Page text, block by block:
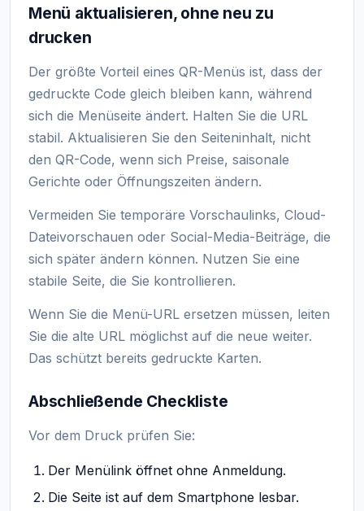
Menü aktualisieren, ohne neu zu
drucken
Der größte Vorteil eines QR-Menüs ist, dass der
gedruckte Code gleich bleiben kann, während
sich die Menüseite ändert. Halten Sie die URL
stabil. Aktualisieren Sie den Seiteninhalt, nicht
den QR-Code, wenn sich Preise, saisonale
Gerichte oder Öffnungszeiten ändern.
Vermeiden Sie temporäre Vorschaulinks, Cloud-
Dateivorschauen oder Social-Media-Beiträge, die
sich später ändern können. Nutzen Sie eine
stabile Seite, die Sie kontrollieren.
Wenn Sie die Menü-URL ersetzen müssen, leiten
Sie die alte URL möglichst auf die neue weiter.
Das schützt bereits gedruckte Karten.
Abschließende Checkliste
Vor dem Druck prüfen Sie:
Der Menülink öffnet ohne Anmeldung.
Die Seite ist auf dem Smartphone lesbar.